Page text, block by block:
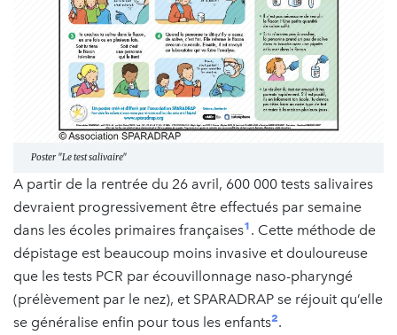
Poster "Le test salivaire"
A partir de la rentrée du 26 avril, 600 000 tests salivaires
devraient progressivement être effectués par semaine
dans les écoles primaires françaises1 . Cette méthode de
dépistage est beaucoup moins invasive et douloureuse
que les tests PCR par écouvillonnage naso-pharyngé
(prélèvement par le nez), et SPARADRAP se réjouit qu’elle
se généralise enfin pour tous les enfants2.